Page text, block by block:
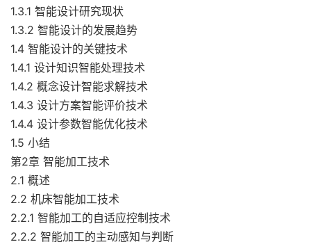
1.3.1 智能设计研究现状
1.3.2 智能设计的发展趋势
1.4 智能设计的关键技术
1.4.1 设计知识智能处理技术
1.4.2 概念设计智能求解技术
1.4.3 设计方案智能评价技术
1.4.4 设计参数智能优化技术
1.5 小结
第2章 智能加工技术
2.1 概述
2.2 机床智能加工技术
2.2.1 智能加工的自适应控制技术
2.2.2 智能加工的主动感知与判断